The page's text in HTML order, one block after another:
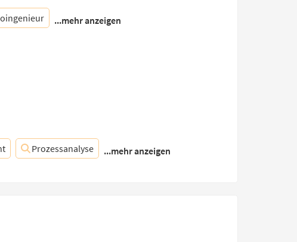
...mehr anzeigen
Prozessanalyse ...mehr anzeigen